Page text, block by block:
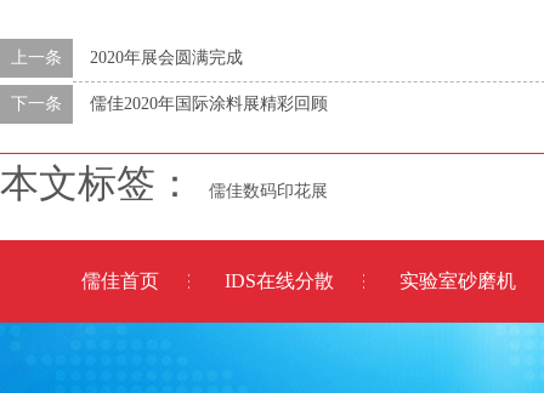
上一条 2020年展会圆满完成
下一条 儒佳2020年国际涂料展精彩回顾
本文标签： 儒佳数码印花展
儒佳首页 IDS在线分散 实验室砂磨机